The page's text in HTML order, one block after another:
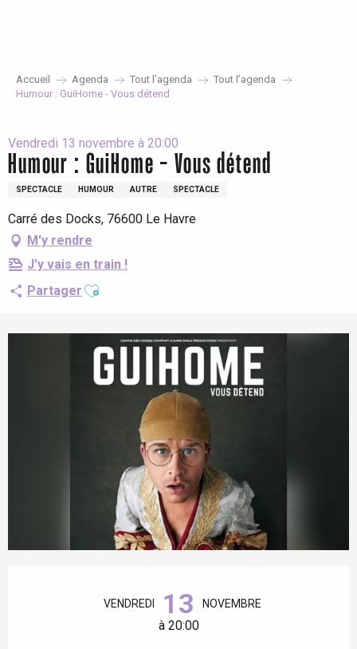
Accueil Agenda Tout l’agenda
Tout l’agenda
Humour : GuiHome - Vous détend
Vendredi 13 novembre à 20:00
Humour : GuiHome - Vous détend
SPECTACLE HUMOUR AUTRE SPECTACLE
Carré des Docks, 76600 Le Havre
M'y rendre
J'y vais en train !
Partager Ajouter aux favoris
VENDREDI 13 NOVEMBRE
à 20:00